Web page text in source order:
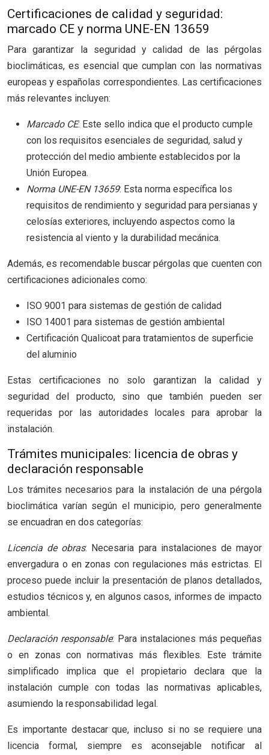
Certificaciones de calidad y seguridad:
marcado CE y norma UNE-EN 13659
Para garantizar la seguridad y calidad de las pérgolas
bioclimáticas, es esencial que cumplan con las normativas
europeas y españolas correspondientes. Las certificaciones
más relevantes incluyen:
Marcado CE: Este sello indica que el producto cumple
con los requisitos esenciales de seguridad, salud y
protección del medio ambiente establecidos por la
Unión Europea.
Norma UNE-EN 13659: Esta norma específica los
requisitos de rendimiento y seguridad para persianas y
celosías exteriores, incluyendo aspectos como la
resistencia al viento y la durabilidad mecánica.
Además, es recomendable buscar pérgolas que cuenten con
certificaciones adicionales como:
ISO 9001 para sistemas de gestión de calidad
ISO 14001 para sistemas de gestión ambiental
Certificación Qualicoat para tratamientos de superficie
del aluminio
Estas certificaciones no solo garantizan la calidad y
seguridad del producto, sino que también pueden ser
requeridas por las autoridades locales para aprobar la
instalación.
Trámites municipales: licencia de obras y
declaración responsable
Los trámites necesarios para la instalación de una pérgola
bioclimática varían según el municipio, pero generalmente
se encuadran en dos categorías:
Licencia de obras: Necesaria para instalaciones de mayor
envergadura o en zonas con regulaciones más estrictas. El
proceso puede incluir la presentación de planos detallados,
estudios técnicos y, en algunos casos, informes de impacto
ambiental.
Declaración responsable: Para instalaciones más pequeñas
o en zonas con normativas más flexibles. Este trámite
simplificado implica que el propietario declara que la
instalación cumple con todas las normativas aplicables,
asumiendo la responsabilidad legal.
Es importante destacar que, incluso si no se requiere una
licencia formal, siempre es aconsejable notificar al